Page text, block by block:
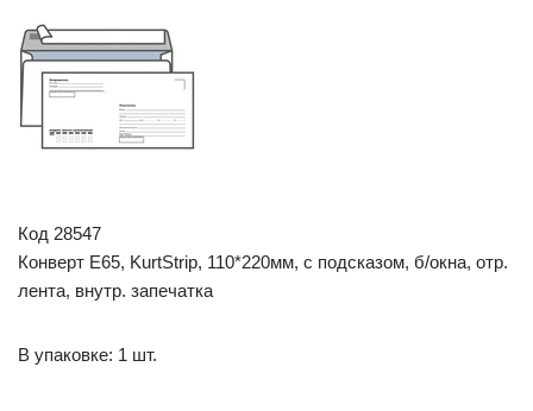
Код 28547
Конверт E65, KurtStrip, 110*220мм, с подсказом, б/окна, отр.
лента, внутр. запечатка
В упаковке: 1 шт.